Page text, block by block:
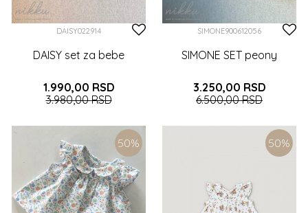
DAISY022914
DAISY set za bebe
1.990,00 RSD
3.980,00RSD
0-3 (62CM) 9-12 (80CM) 2 (92CM)
DODAJTE U KORPU
SIMONE900612056
SIMONE SET peony
3.250,00 RSD
6.500,00RSD
3-6 (68CM)
DODAJTE U KORPU
50% 50%